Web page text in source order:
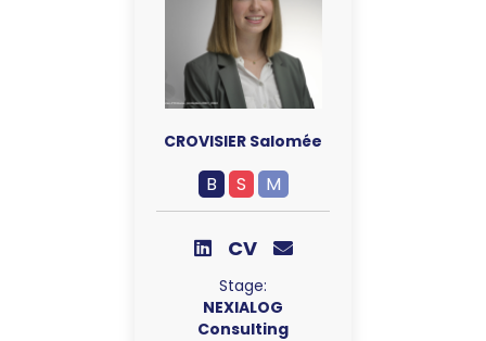
CROVISIER Salomée
B S M
CV
Stage:
NEXIALOG
Consulting